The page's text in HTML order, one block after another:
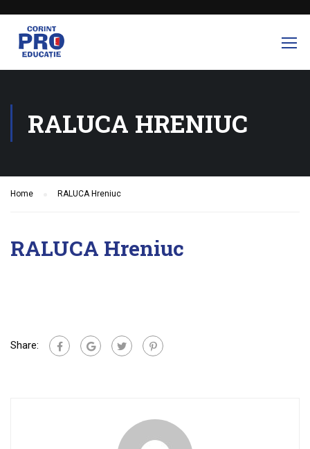
RALUCA HRENIUC
Home RALUCA Hreniuc
RALUCA Hreniuc
Share: